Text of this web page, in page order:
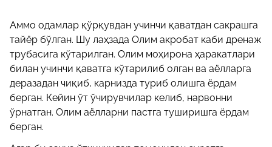
Аммо одамлар қўрқувдан учинчи қаватдан сакрашга
тайёр бўлган. Шу лаҳзада Олим акробат каби дренаж
трубасига кўтарилган. Олим моҳирона ҳаракатлари
билан учинчи қаватга кўтарилиб олган ва аёлларга
деразадан чиқиб, карнизда туриб олишга ёрдам
берган. Кейин ўт ўчирувчилар келиб, нарвонни
ўрнатган. Олим аёлларни пастга туширишга ёрдам
берган.